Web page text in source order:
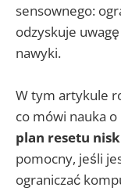
sensownego:
odzyskuje
nawyki.
W tym artykule
co mówi nauka
plan resetu
pomocny, jeśli
ograniczać